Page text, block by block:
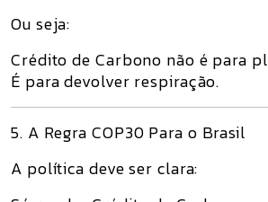
Ou seja:
Crédito de Carbono não é para
É para devolver respiração.
5. A Regra COP30 Para o Brasil
A política deve ser clara: